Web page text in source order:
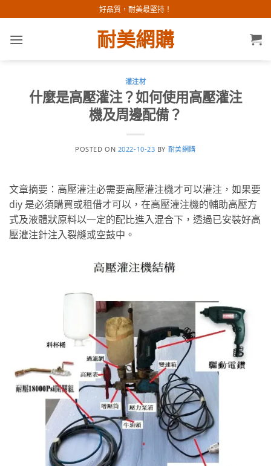
to
content
好品質，耐美最堅持！
耐美網購
灌注材
什麼是高壓灌注？如何使用高壓灌注
機及周邊配備？
POSTED ON 2022-10-23 BY 耐美網購
文章摘要：高壓灌注必需要高壓灌注機才可以灌注，如果要
diy 是必須購買或租借才可以，在高壓灌注機的輔助高壓方
式及液體狀原料以一定的配比進入混合下，透過已安裝好高
壓灌注針注入裂縫或空鼓中。